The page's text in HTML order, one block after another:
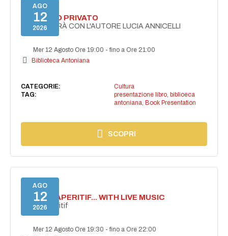
AGO
12
2026
ROMANZO PRIVATO
DIALOGHERÀ CON L'AUTORE LUCIA ANNICELLI
Mer 12 Agosto Ore 19:00 -fino a Ore 21:00
Biblioteca Antoniana
CATEGORIE:
Cultura
TAG:
presentazione libro, biblioeca
antoniana Book Presentation
SCOPRI
AGO
12
2026
SECRET APERITIF... WITH LIVE MUSIC
Secret aperitif
Mer 12 Agosto Ore 19:30 -fino a Ore 22:00